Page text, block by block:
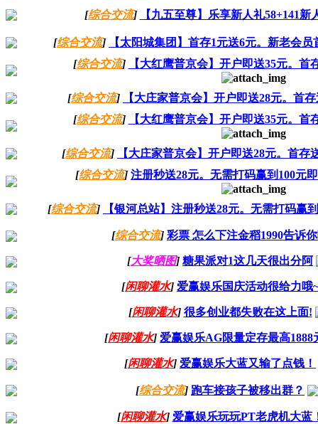
[综合交流] 【九五至尊】乐享新人礼58+141新
[综合交流]
【太阳城集团】首存1元送6元。新老会员
[综合交流] 【大红鹰普京会】开户即送35元。首
[综合交流]
【大庄家普京会】开户即送28元。首
[综合交流] 【大红鹰普京会】开户即送35元。首
[综合交流]
【大庄家普京会】开户即送28元。首存
[综合交流] 注册秒送28元。无需打码赢到100元
[综合交流] 【银河总站】注册秒送28元。无需打码赢
[综合交流] 彩票 怎么下注金稻1990告诉
[大奖晒图] 糖果派对1这几天很出分阿
[闲聊灌水] 爱赢娱乐国庆活动很给力哦~
[闲聊灌水] 很多创业都失败在这上面!
[闲聊灌水] 爱赢娱乐AG限量定存最高1888
[闲聊灌水] 爱赢娱乐大蓝又输了点钱！
[综合交流] 跑车接孩子被移出群？
[闲聊灌水] 爱赢娱乐玩玩PT老虎机大蓝